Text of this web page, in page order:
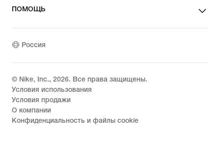
ПОМОЩЬ
Россия
© Nike, Inc., 2026. Все права защищены.
Условия использования
Условия продажи
О компании
Конфиденциальность и файлы cookie